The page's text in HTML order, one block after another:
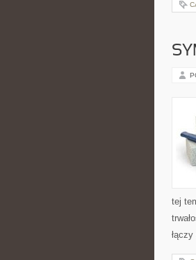
tej